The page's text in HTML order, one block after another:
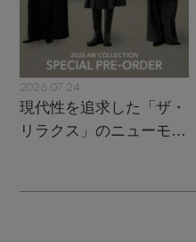
2026.07.24
現代性を追求した「ザ・
リラクス」のニューモダ